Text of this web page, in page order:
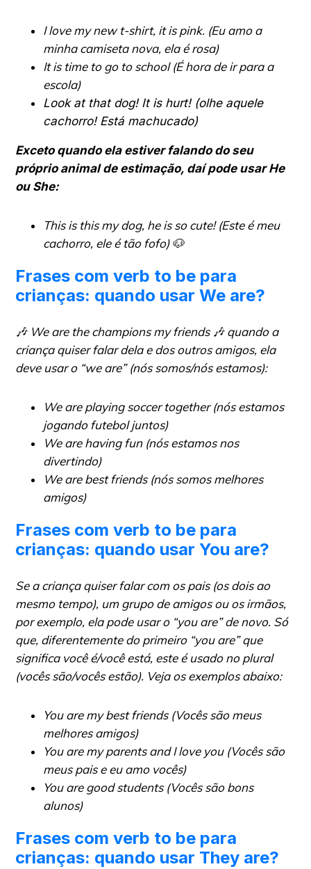
I love my new t-shirt, it is pink. (Eu amo a
minha camiseta nova, ela é rosa)
It is time to go to school (É hora de ir para a
escola)
Look at that dog! It is hurt! (olhe aquele
cachorro! Está machucado)
Exceto quando ela estiver falando do seu
próprio animal de estimação, daí pode usar He
ou She:
This is this my dog, he is so cute! (Este é meu
cachorro, ele é tão fofo)🐶
Frases com verb to be para
crianças: quando usar We are?
🎶 We are the champions my friends🎶 quando a
criança quiser falar dela e dos outros amigos, ela
deve usar o “we are” (nós somos/nós estamos):
We are playing soccer together (nós estamos
jogando futebol juntos)
We are having fun (nós estamos nos
divertindo)
We are best friends (nós somos melhores
amigos)
Frases com verb to be para
crianças: quando usar You are?
Se a criança quiser falar com os pais (os dois ao
mesmo tempo), um grupo de amigos ou os irmãos,
por exemplo, ela pode usar o “you are” de novo. Só
que, diferentemente do primeiro “you are” que
significa você é/você está, este é usado no plural
(vocês são/vocês estão). Veja os exemplos abaixo:
You are my best friends (Vocês são meus
melhores amigos)
You are my parents and I love you (Vocês são
meus pais e eu amo vocês)
You are good students (Vocês são bons
alunos)
Frases com verb to be para
crianças: quando usar They are?